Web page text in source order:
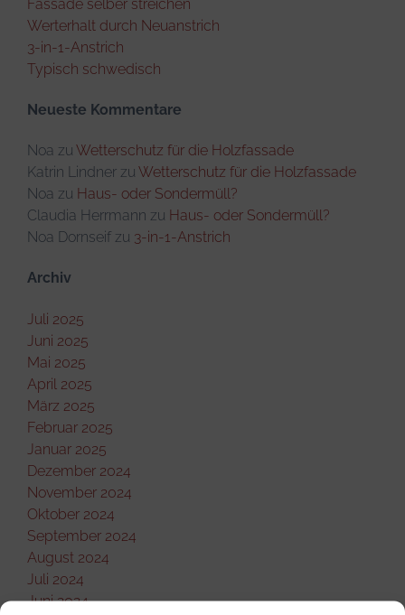
Fassade selber streichen
Werterhalt durch Neuanstrich
3-in-1-Anstrich
Typisch schwedisch
Neueste Kommentare
Noa zu Wetterschutz für die Holzfassade
Katrin Lindner zu Wetterschutz für die Holzfassade
Noa zu Haus- oder Sondermüll?
Claudia Herrmann zu Haus- oder Sondermüll?
Noa Dornseif zu 3-in-1-Anstrich
Archiv
Juli 2025
Juni 2025
Mai 2025
April 2025
März 2025
Februar 2025
Januar 2025
Dezember 2024
November 2024
Oktober 2024
September 2024
August 2024
Juli 2024
Juni 2024